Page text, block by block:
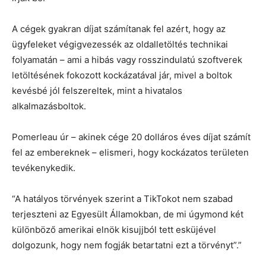
A cégek gyakran díjat számítanak fel azért, hogy az
ügyfeleket végigvezessék az oldalletöltés technikai
folyamatán – ami a hibás vagy rosszindulatú szoftverek
letöltésének fokozott kockázatával jár, mivel a boltok
kevésbé jól felszereltek, mint a hivatalos
alkalmazásboltok.
Pomerleau úr – akinek cége 20 dolláros éves díjat számít
fel az embereknek – elismeri, hogy kockázatos területen
tevékenykedik.
“A hatályos törvények szerint a TikTokot nem szabad
terjeszteni az Egyesült Államokban, de mi úgymond két
különböző amerikai elnök kisujjból tett esküjével
dolgozunk, hogy nem fogják betartatni ezt a törvényt”.”